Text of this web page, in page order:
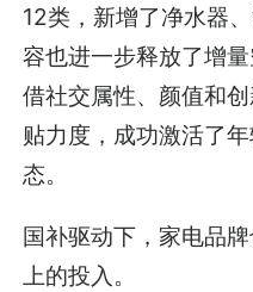
12类，新增了净水器
容也进一步释放了增
借社交属性、颜值和
贴力度，成功激活了
态。
国补驱动下，家电品
上的投入。